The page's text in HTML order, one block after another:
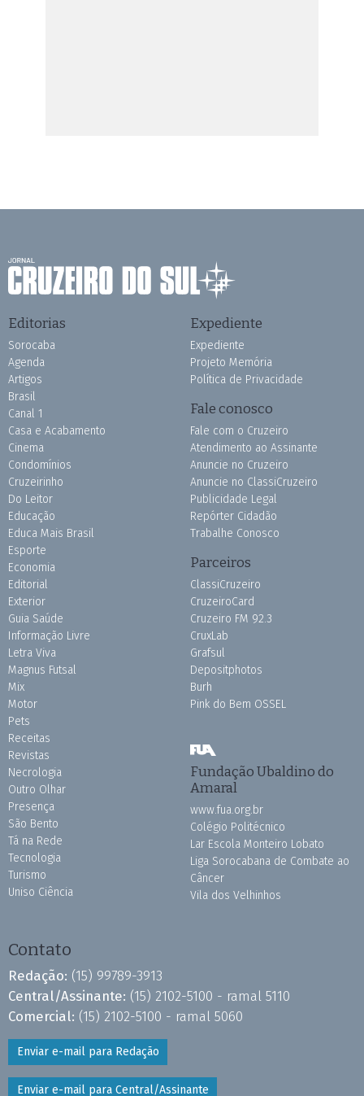
Editorias
Sorocaba
Agenda
Artigos
Brasil
Canal 1
Casa e Acabamento
Cinema
Condomínios
Cruzeirinho
Do Leitor
Educação
Educa Mais Brasil
Esporte
Economia
Editorial
Exterior
Guia Saúde
Informação Livre
Letra Viva
Magnus Futsal
Mix
Motor
Pets
Receitas
Revistas
Necrologia
Outro Olhar
Presença
São Bento
Tá na Rede
Tecnologia
Turismo
Uniso Ciência
Expediente
Expediente
Projeto Memória
Política de Privacidade
Fale conosco
Fale com o Cruzeiro
Atendimento ao Assinante
Anuncie no Cruzeiro
Anuncie no ClassiCruzeiro
Publicidade Legal
Repórter Cidadão
Trabalhe Conosco
Parceiros
ClassiCruzeiro
CruzeiroCard
Cruzeiro FM 92.3
CruxLab
Grafsul
Depositphotos
Burh
Pink do Bem OSSEL
Fundação Ubaldino do
Amaral
www.fua.org.br
Colégio Politécnico
Lar Escola Monteiro Lobato
Liga Sorocabana de Combate ao
Câncer
Vila dos Velhinhos
Contato
Redação: (15) 99789-3913
Central/Assinante: (15) 2102-5100 - ramal 5110
Comercial: (15) 2102-5100 - ramal 5060
Enviar e-mail para Redação
Enviar e-mail para Central/Assinante